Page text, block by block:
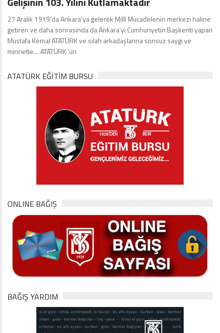
27 Aralık 1919’da Ankara’ya gelerek Millî Mücadelenin merkezi haline
getiren ve daha sonrasında da Ankara’yı Cumhuriyetin Başkenti yapan
Mustafa Kemal ATATÜRK ve silah arkadaşlarına sonsuz saygı ve
minnetle… ATATÜRK ’ün
ATATÜRK EĞITIM BURSU
ONLINE BAĞIŞ
BAĞIŞ YARDIM